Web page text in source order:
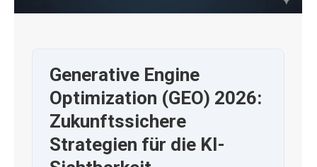
Generative Engine
Optimization (GEO) 2026:
Zukunftssichere
Strategien für die KI-